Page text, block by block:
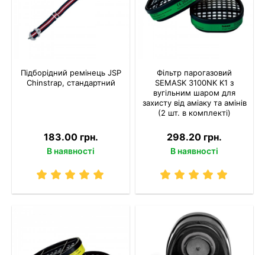
Підборідний ремінець JSP
Chinstrap, стандартний
183.00 грн.
В наявності
Фільтр парогазовий
SEMASK 3100NK K1 з
вугільним шаром для
захисту від аміаку та амінів
(2 шт. в комплекті)
298.20 грн.
В наявності